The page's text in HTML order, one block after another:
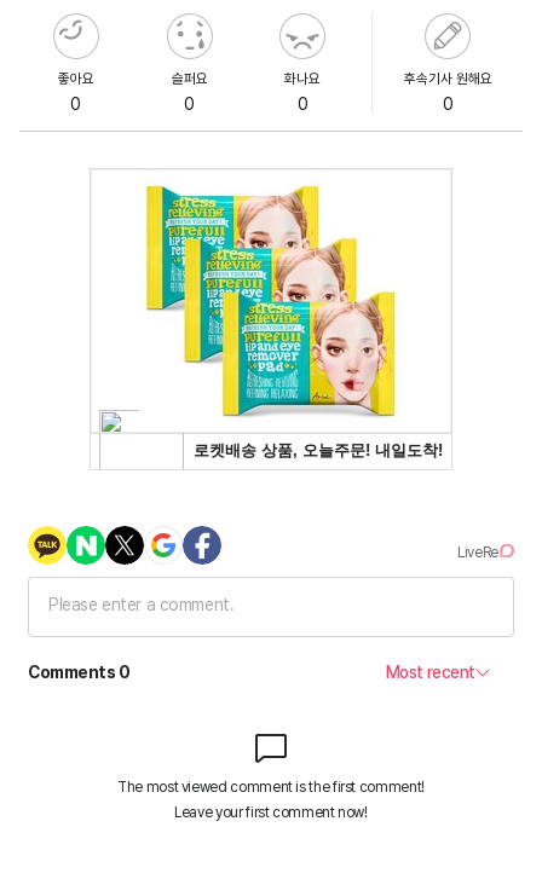
좋아요
0
슬퍼요
0
화나요
0
후속기사 원해요
0